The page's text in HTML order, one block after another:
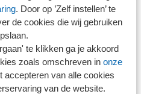
. Door op ’Zelf instellen’ te
de cookies die wij gebruiken
te klikken ga je akkoord
zoals omschreven in onze
accepteren van alle cookies
van de website.
historicus en
de Stichting tot
notariële wetenschap.